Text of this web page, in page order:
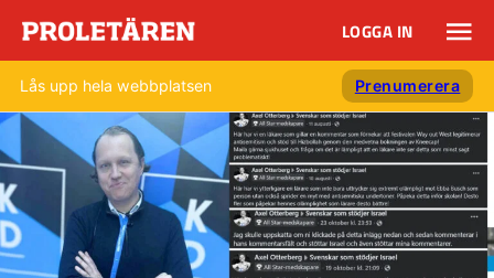
LOGGA IN
Lås upp hela webbplatsen Prenumerera